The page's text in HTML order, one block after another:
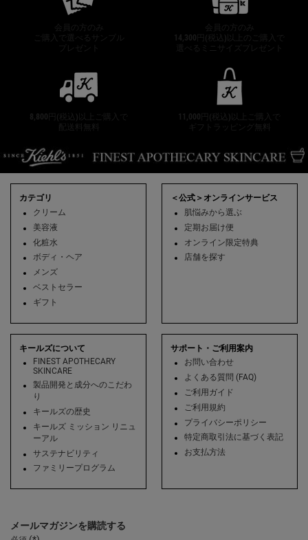
会員の方のみ
ご購入で選べるサンプル
会員の方のみ
14,300円(税込)以上のご購入で
選べるミニサイズプレゼント
8,800円(税込)以上ご購入で
11,000円(税込)以上ご購入で
カテゴリ
クリーム
美容液
化粧水
ボディ・ヘア
メンズ
ベストセラー
ギフト
＜公式＞オンラインサービス
肌悩みから選ぶ
定期お届け便
オンライン限定特典
店舗を探す
キールズについて
FINEST APOTHECARY
SKINCARE
製品開発と成分へのこだわ
り
キールズの歴史
キールズ ミッション リニュ
ーアル
サステナビリティ
ファミリープログラム
サポート・ご利用案内
お問い合わせ
よくある質問 (FAQ)
ご利用ガイド
ご利用規約
プライバシーポリシー
特定商取引法に基づく表記
お支払方法
メールマガジンを購読する